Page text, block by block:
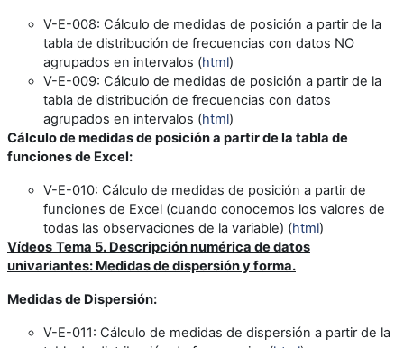
V-E-008: Cálculo de medidas de posición a partir de la
tabla de distribución de frecuencias con datos NO
agrupados en intervalos (html)
V-E-009: Cálculo de medidas de posición a partir de la
tabla de distribución de frecuencias con datos
agrupados en intervalos (html)
Cálculo de medidas de posición a partir de la tabla de
funciones de Excel:
V-E-010: Cálculo de medidas de posición a partir de
funciones de Excel (cuando conocemos los valores de
todas las observaciones de la variable) (html)
Vídeos Tema 5. Descripción numérica de datos
univariantes: Medidas de dispersión y forma.
Medidas de Dispersión:
V-E-011: Cálculo de medidas de dispersión a partir de la